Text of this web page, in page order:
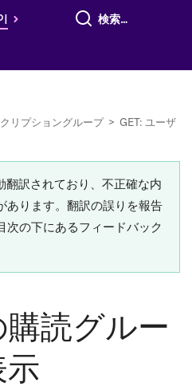
すべて検索
リプショングループ> GET: ユーザ
翻訳されており、不正確な内
あります。翻訳の誤りを報告
次の下にあるフィードバック
読グルー